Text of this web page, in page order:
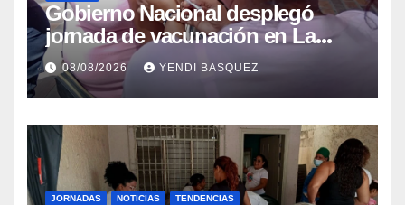
Gobierno Nacional desplegó
jornada de vacunación en La
Guaira para garantizar protección
epidemiológica
08/08/2026 YENDI BASQUEZ
JORNADAS NOTICIAS TENDENCIAS